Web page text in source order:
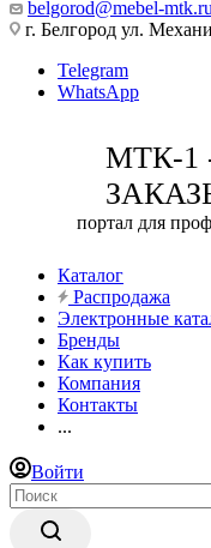
belgorod@mebel-mtk.ru
г. Белгород ул.
Telegram
WhatsApp
МТК-1
портал для
Каталог
Распродажа
Электронные
Бренды
Как купить
Компания
Контакты
...
Войти